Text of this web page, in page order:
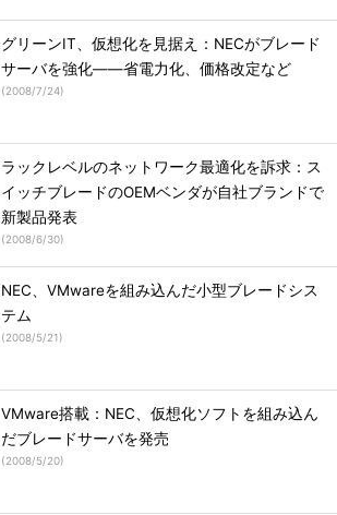
グリーンIT、仮想化を見据え：NECがブレード
サーバを強化――省電力化、価格改定など
(2008/7/24)
ラックレベルのネットワーク最適化を訴求：ス
イッチブレードのOEMベンダが自社ブランドで
新製品発表
(2008/6/30)
NEC、VMwareを組み込んだ小型ブレードシス
テム
(2008/5/21)
VMware搭載：NEC、仮想化ソフトを組み込ん
だブレードサーバを発売
(2008/5/20)